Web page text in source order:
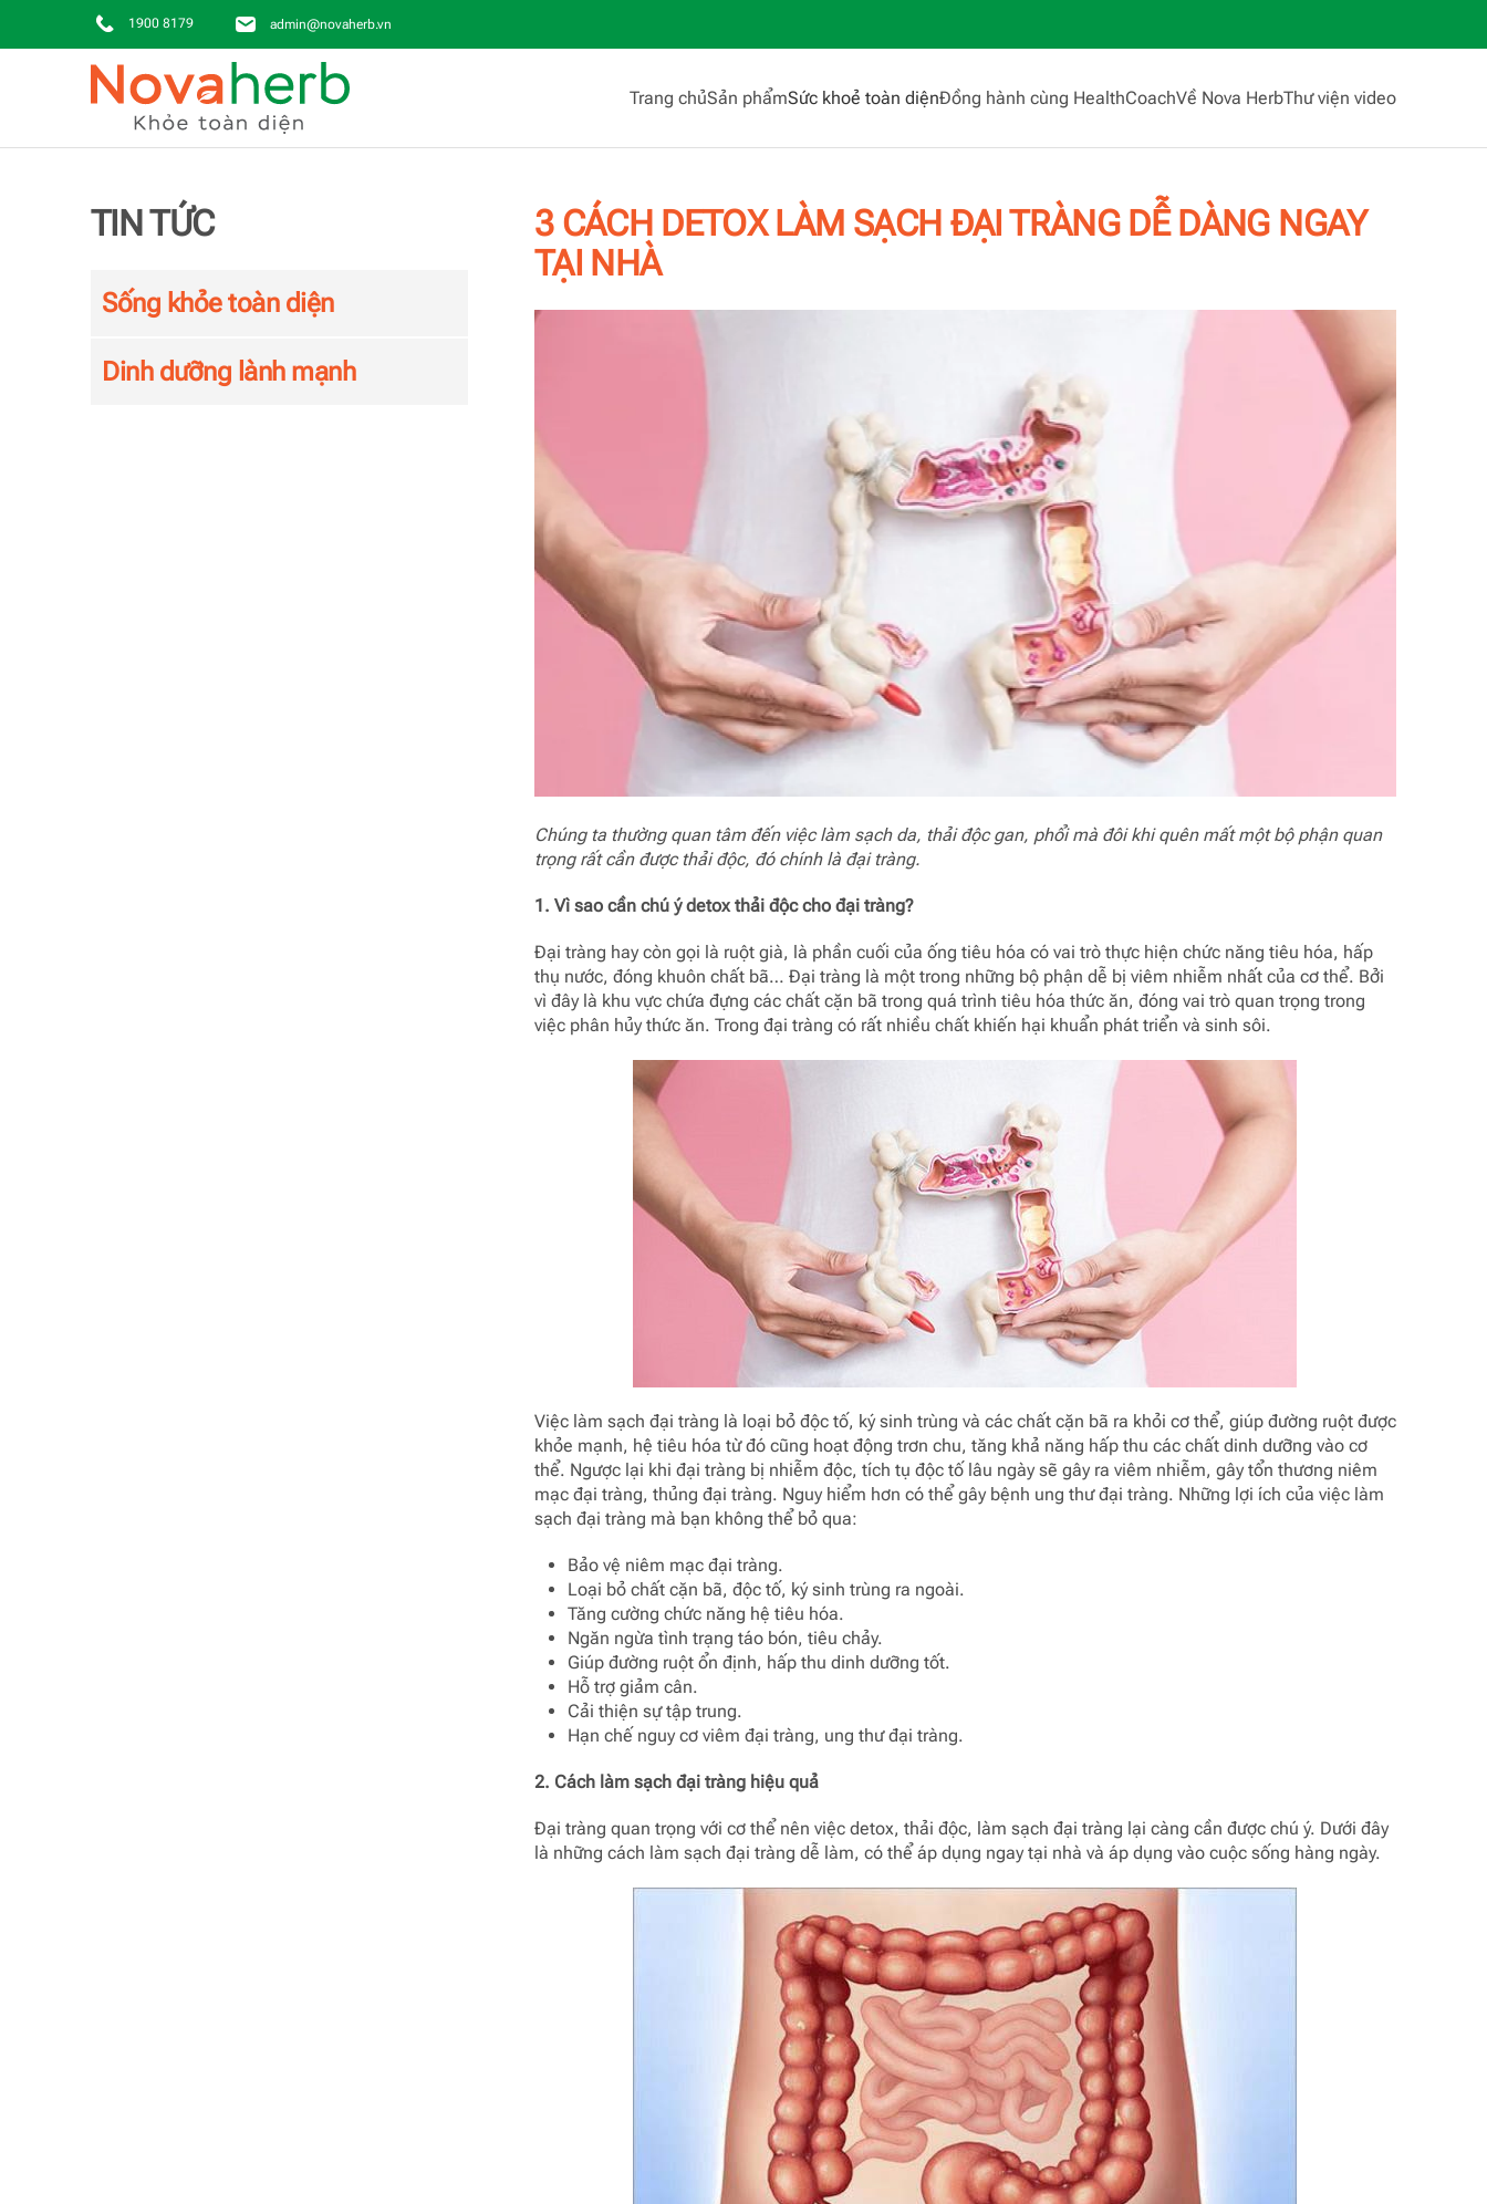
Skip to main content
1900 8179 admin@novaherb.vn
Trang chủSản phẩmSức khoẻ toàn diệnĐồng hành cùng HealthCoachVề Nova HerbThư viện video
TIN TỨC
Sống khỏe toàn diện
Dinh dưỡng lành mạnh
3 CÁCH DETOX LÀM SẠCH ĐẠI TRÀNG DỄ DÀNG NGAY
TẠI NHÀ
Chúng ta thường quan tâm đến việc làm sạch da, thải độc gan, phổi mà đôi khi quên mất một bộ phận quan
trọng rất cần được thải độc, đó chính là đại tràng.
1. Vì sao cần chú ý detox thải độc cho đại tràng?
Đại tràng hay còn gọi là ruột già, là phần cuối của ống tiêu hóa có vai trò thực hiện chức năng tiêu hóa, hấp
thụ nước, đóng khuôn chất bã… Đại tràng là một trong những bộ phận dễ bị viêm nhiễm nhất của cơ thể. Bởi
vì đây là khu vực chứa đựng các chất cặn bã trong quá trình tiêu hóa thức ăn, đóng vai trò quan trọng trong
việc phân hủy thức ăn. Trong đại tràng có rất nhiều chất khiến hại khuẩn phát triển và sinh sôi.
Việc làm sạch đại tràng là loại bỏ độc tố, ký sinh trùng và các chất cặn bã ra khỏi cơ thể, giúp đường ruột được
khỏe mạnh, hệ tiêu hóa từ đó cũng hoạt động trơn chu, tăng khả năng hấp thu các chất dinh dưỡng vào cơ
thể. Ngược lại khi đại tràng bị nhiễm độc, tích tụ độc tố lâu ngày sẽ gây ra viêm nhiễm, gây tổn thương niêm
mạc đại tràng, thủng đại tràng. Nguy hiểm hơn có thể gây bệnh ung thư đại tràng. Những lợi ích của việc làm
sạch đại tràng mà bạn không thể bỏ qua:
Bảo vệ niêm mạc đại tràng.
Loại bỏ chất cặn bã, độc tố, ký sinh trùng ra ngoài.
Tăng cường chức năng hệ tiêu hóa.
Ngăn ngừa tình trạng táo bón, tiêu chảy.
Giúp đường ruột ổn định, hấp thu dinh dưỡng tốt.
Hỗ trợ giảm cân.
Cải thiện sự tập trung.
Hạn chế nguy cơ viêm đại tràng, ung thư đại tràng.
2. Cách làm sạch đại tràng hiệu quả
Đại tràng quan trọng với cơ thể nên việc detox, thải độc, làm sạch đại tràng lại càng cần được chú ý. Dưới đây
là những cách làm sạch đại tràng dễ làm, có thể áp dụng ngay tại nhà và áp dụng vào cuộc sống hàng ngày.